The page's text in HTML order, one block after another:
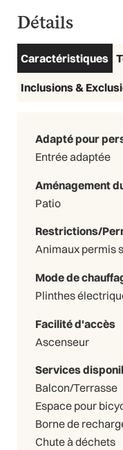
Détails
Caractéristiques
Inclusions &
Adapté pour
Entrée adaptée
Aménagement
Patio
Restrictions/
Animaux permis
Mode de
Plinthes
Facilité d'accès
Ascenseur
Services
Balcon/Terrasse
Espace pour
Borne de
Chute à déchets